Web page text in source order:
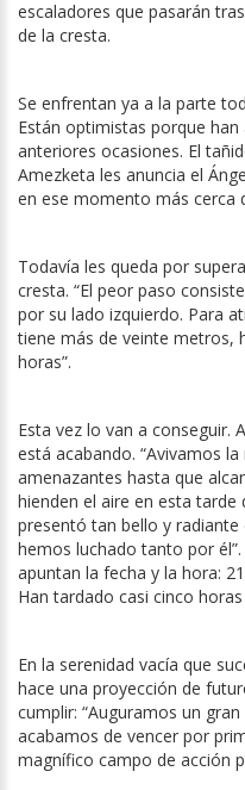
escaladores que pasarán
de la cresta.
Se enfrentan ya a la parte
Están optimistas porque
anteriores ocasiones. El
Amezketa les anuncia el
en ese momento más cerca
Todavía les queda por
cresta. “El peor paso
por su lado izquierdo. Para
tiene más de veinte metros,
horas”.
Esta vez lo van a conseguir.
está acabando. “Avivamos
amenazantes hasta que
hienden el aire en esta
presentó tan bello y radiante
hemos luchado tanto por
apuntan la fecha y la hora:
Han tardado casi cinco
En la serenidad vacía que
hace una proyección de
cumplir: “Auguramos un
acabamos de vencer por
magnífico campo de acción